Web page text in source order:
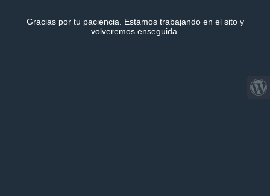
Gracias por tu paciencia. Estamos trabajando en el sito y
volveremos enseguida.